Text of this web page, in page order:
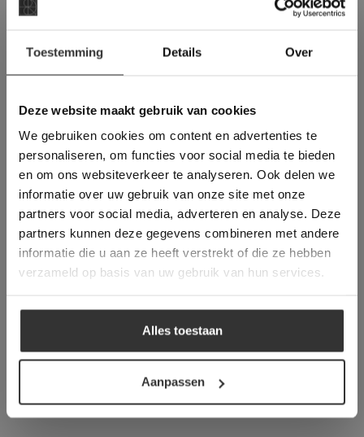
Toestemming Details Over
Deze website maakt gebruik van cookies
We gebruiken cookies om content en advertenties te
personaliseren, om functies voor social media te bieden
en om ons websiteverkeer te analyseren. Ook delen we
informatie over uw gebruik van onze site met onze
partners voor social media, adverteren en analyse. Deze
partners kunnen deze gegevens combineren met andere
informatie die u aan ze heeft verstrekt of die ze hebben
verzameld op basis van uw gebruik van hun services.
Alles toestaan
Aanpassen
Legwerk vanuit het tegelzettersgilde
Meer dan 500 m2 showtuin
Deze website maakt
gebruik van cookies.
This Cookie Banner was deleted and is no
longer working. Please contact the website
administrator.
Deze website gebruikt cookies om de
gebruikerservaring te verbeteren. Door
gebruik te maken van onze website geeft u
toestemming voor alle cookies in
overeenstemming met ons cookiebeleid.Lees
verder
ALLES ACCEPTEREN
ALLES AFWIJZEN
DETAILS WEERGEVEN